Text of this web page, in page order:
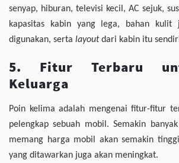
senyap, hiburan, televisi kecil, AC sejuk,
kapasitas kabin yang lega, bahan kulit
digunakan, serta layoutdari kabin itu
5. Fitur Terbaru
Keluarga
Poin kelima adalah mengenai fitur-fitur
pelengkap sebuah mobil. Semakin
memang harga mobil akan semakin
yang ditawarkan juga akan meningkat.